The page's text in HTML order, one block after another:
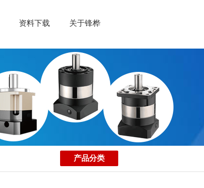
资料下载 关于锋桦
3D数据库
产品分类